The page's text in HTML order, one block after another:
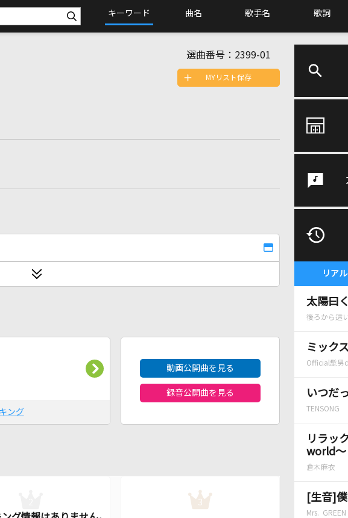
キーワード 曲名 歌手名 歌詞
リア
太陽曰
後ろから這
ミック
Official髭男
いつだ
TENSONG
リラッ
world～
倉木麻衣
[生音]
Mrs.
選曲番号： 2399-01
MYリスト保存
ング
動画公開曲を見る
録音公開曲を見る
3